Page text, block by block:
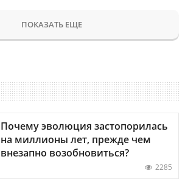
ПОКАЗАТЬ ЕЩЕ
Почему эволюция застопорилась
на миллионы лет, прежде чем
внезапно возобновиться?
2285